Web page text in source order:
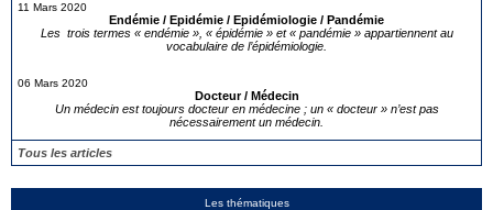
11 Mars 2020
Endémie / Epidémie / Epidémiologie / Pandémie
Les trois termes « endémie », « épidémie » et « pandémie » appartiennent au
vocabulaire de l’épidémiologie.
06 Mars 2020
Docteur / Médecin
Un médecin est toujours docteur en médecine ; un « docteur » n’est pas
nécessairement un médecin.
Tous les articles
Les thématiques